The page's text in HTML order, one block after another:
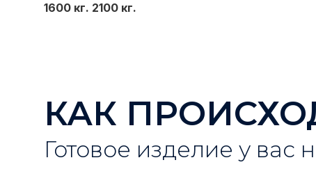
1600 кг. 2100 кг.
КАК
Готовое изделие у вас